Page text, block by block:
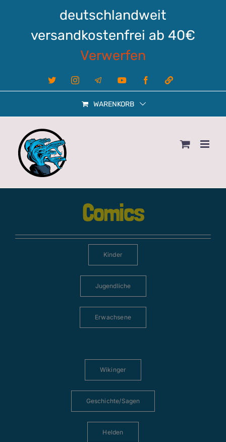
deutschlandweit
versandkostenfrei ab 40€
Verwerfen
X InstagramTelegram YouTube FacebookLinktree
WARENKORB
Comics
Kinder
Jugendliche
Erwachsene
Wikinger
Geschichte/Sagen
Helden